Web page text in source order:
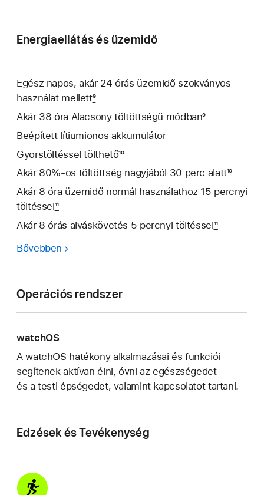
Energia­ellátás és üzemidő
Egész napos, akár 24 órás üzemidő szokványos
használat mellett9
Akár 38 óra Alacsony töltöttségű módban9
Beépített lítiumionos akkumulátor
Gyorstöltéssel tölthető10
Akár 80%-os töltöttség nagyjából 30 perc alatt10
Akár 8 óra üzemidő normál használathoz 15 percnyi
töltéssel11
Akár 8 órás alváskövetés 5 percnyi töltéssel11
Bővebben
Operációs rendszer
watchOS
A watchOS hatékony alkal­mazásai és funkciói
segítenek aktívan élni, óvni az egészségedet
és a testi épségedet, valamint kapcsolatot tartani.
Edzések és Tevékenység